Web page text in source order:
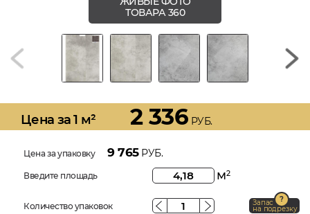
ТОВАРА 360
Цена за 1 м² 2 336 РУБ.
Цена за упаковку 9 765РУБ.
Введите площадь м2
Количество упаковок Запас
на подрезку